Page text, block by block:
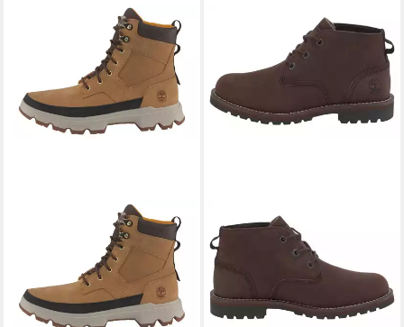
TBL Orig Ultra
WP Boot Schnürboots
Winterstiefel, Schnürstiefel,
Winterschuhe, wasserdicht
UVP 210,00 €
-50%
TIMBERLAND
WP Chukka Schnürboots
Winterstiefel, Schnürstiefel,
Winterschuhe, wasserdicht
ab 120,99 € UVP 180,00 €